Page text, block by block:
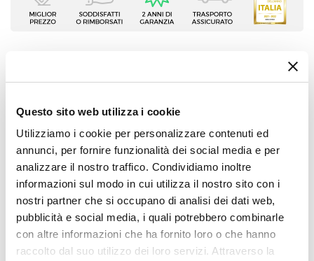
Questo sito web utilizza i cookie
Utilizziamo i cookie per personalizzare contenuti ed
annunci, per fornire funzionalità dei social media e per
analizzare il nostro traffico. Condividiamo inoltre
informazioni sul modo in cui utilizza il nostro sito con i
nostri partner che si occupano di analisi dei dati web,
pubblicità e social media, i quali potrebbero combinarle
con altre informazioni che ha fornito loro o che hanno
raccolto dal suo utilizzo dei loro servizi. Attraverso la
Icekub
Altezza
45 cm
Dimensioni
45 x 45 cm
Colore Piano
Crema
Materiale Struttura
Polietilene
CODICE:KA-TR CODICE:LEV-3AN